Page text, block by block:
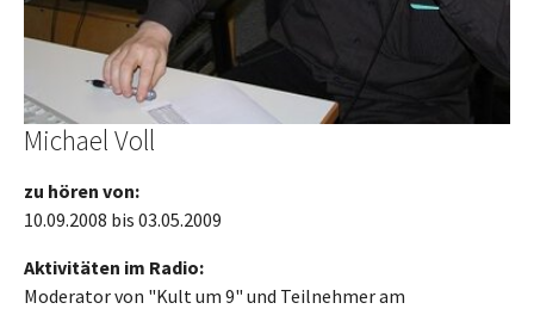
Michael Voll
zu hören von:
10.09.2008 bis 03.05.2009
Aktivitäten im Radio:
Moderator von "Kult um 9" und Teilnehmer am